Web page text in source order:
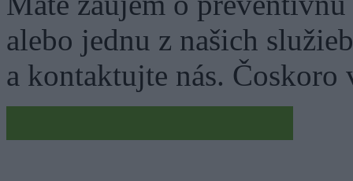
alebo jednu z našich
a kontaktujte nás. Čoskoro